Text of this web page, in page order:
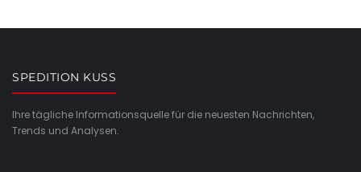
SPEDITION KUSS
Ihre tägliche Informationsquelle für die neuesten Nachrichten,
Trends und Analysen.